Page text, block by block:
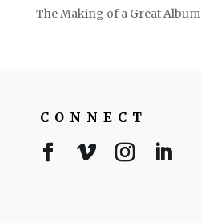
The Making of a Great Album
CONNECT